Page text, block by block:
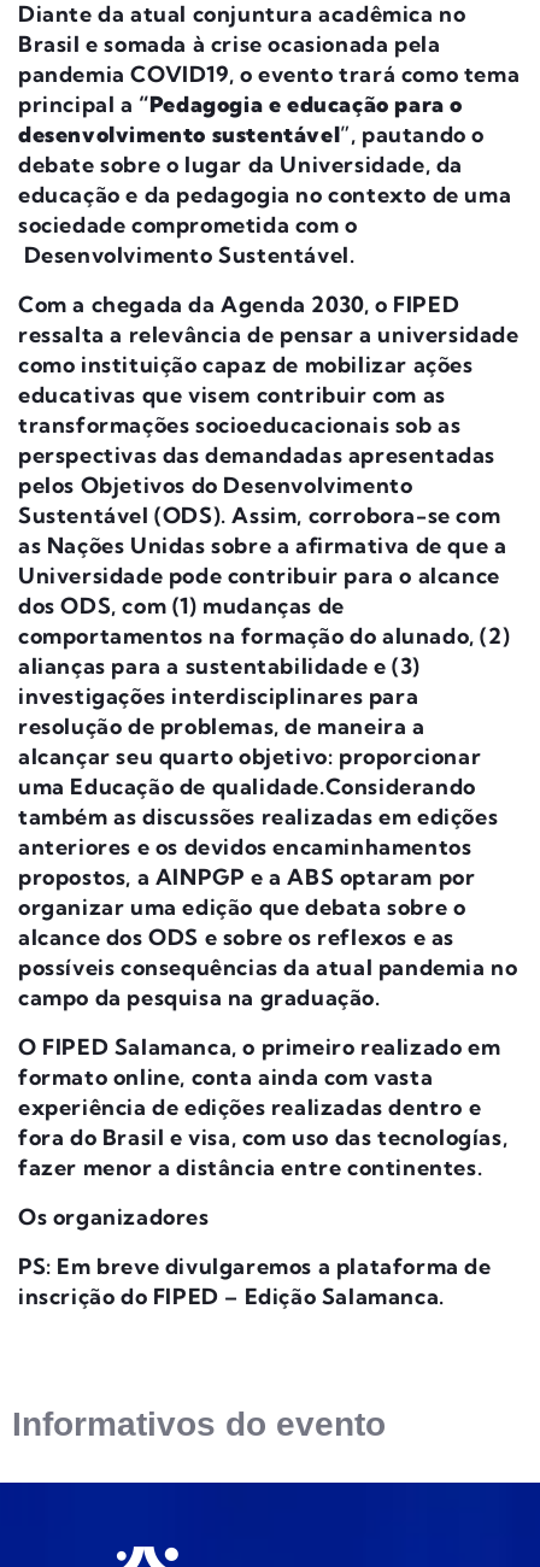
Diante da atual conjuntura acadêmica no
Brasil e somada à crise ocasionada pela
pandemia COVID19, o evento trará como tema
principal a “Pedagogia e educação para o
desenvolvimento sustentável”, pautando o
debate sobre o lugar da Universidade, da
educação e da pedagogia no contexto de uma
sociedade comprometida com o
Desenvolvimento Sustentável.
Com a chegada da Agenda 2030, o FIPED
ressalta a relevância de pensar a universidade
como instituição capaz de mobilizar ações
educativas que visem contribuir com as
transformações socioeducacionais sob as
perspectivas das demandadas apresentadas
pelos Objetivos do Desenvolvimento
Sustentável (ODS). Assim, corrobora-se com
as Nações Unidas sobre a afirmativa de que a
Universidade pode contribuir para o alcance
dos ODS, com (1) mudanças de
comportamentos na formação do alunado, (2)
alianças para a sustentabilidade e (3)
investigações interdisciplinares para
resolução de problemas, de maneira a
alcançar seu quarto objetivo: proporcionar
uma Educação de qualidade.Considerando
também as discussões realizadas em edições
anteriores e os devidos encaminhamentos
propostos, a AINPGP e a ABS optaram por
organizar uma edição que debata sobre o
alcance dos ODS e sobre os reflexos e as
possíveis consequências da atual pandemia no
campo da pesquisa na graduação.
O FIPED Salamanca, o primeiro realizado em
formato online, conta ainda com vasta
experiência de edições realizadas dentro e
fora do Brasil e visa, com uso das tecnologías,
fazer menor a distância entre continentes.
Os organizadores
PS: Em breve divulgaremos a plataforma de
inscrição do FIPED – Edição Salamanca.
Informativos do evento